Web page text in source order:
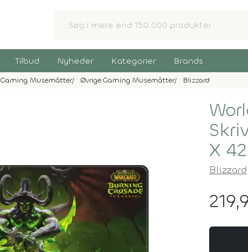
Tilbud Nyheder Kategorier Brands
Gaming Musemåtter Øvrige Gaming Musemåtter Blizzard
X
Blizzard